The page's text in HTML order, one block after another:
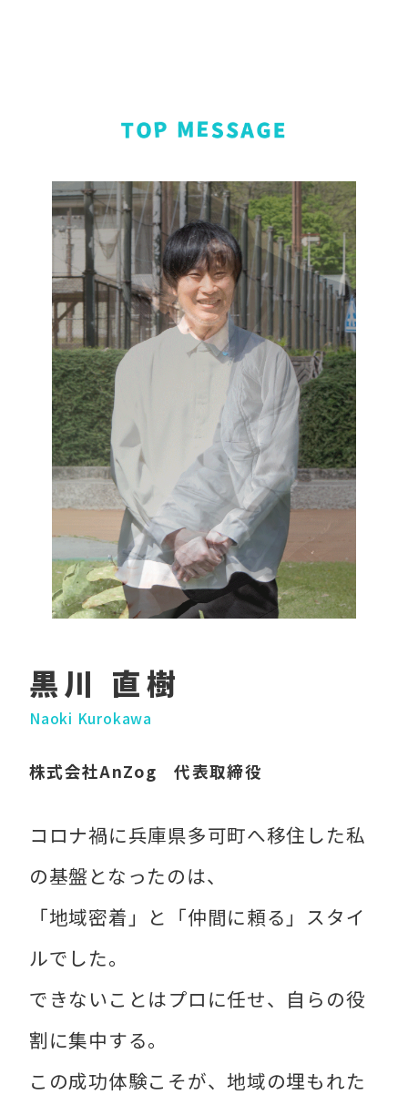
黒川 直樹
Naoki Kurokawa
株式会社AnZog 代表取締役
コロナ禍に兵庫県多可町へ移住した私
の基盤となったのは、
「地域密着」と「仲間に頼る」スタイ
ルでした。
できないことはプロに任せ、自らの役
割に集中する。
この成功体験こそが、地域の埋もれた